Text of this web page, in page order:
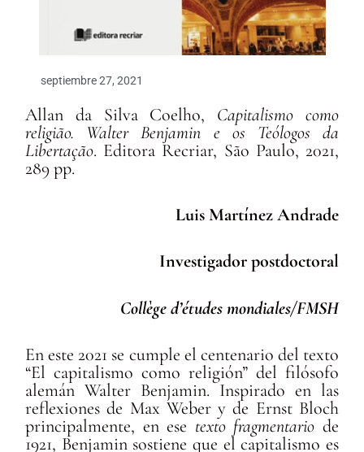
septiembre 27, 2021
Allan da Silva Coelho, Capitalismo como
religião. Walter Benjamin e os Teólogos da
Libertação. Editora Recriar, São Paulo, 2021,
289 pp.
Luis Martínez Andrade
Investigador postdoctoral
Collège d’études mondiales/FMSH
En este 2021 se cumple el centenario del texto
“El capitalismo como religión” del filósofo
alemán Walter Benjamin. Inspirado en las
reflexiones de Max Weber y de Ernst Bloch
principalmente, en ese texto fragmentario de
1921, Benjamin sostiene que el capitalismo es